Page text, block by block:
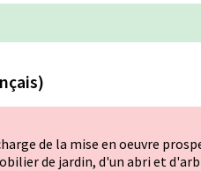
de la mise en oeuvre
de jardin, d'un abri et